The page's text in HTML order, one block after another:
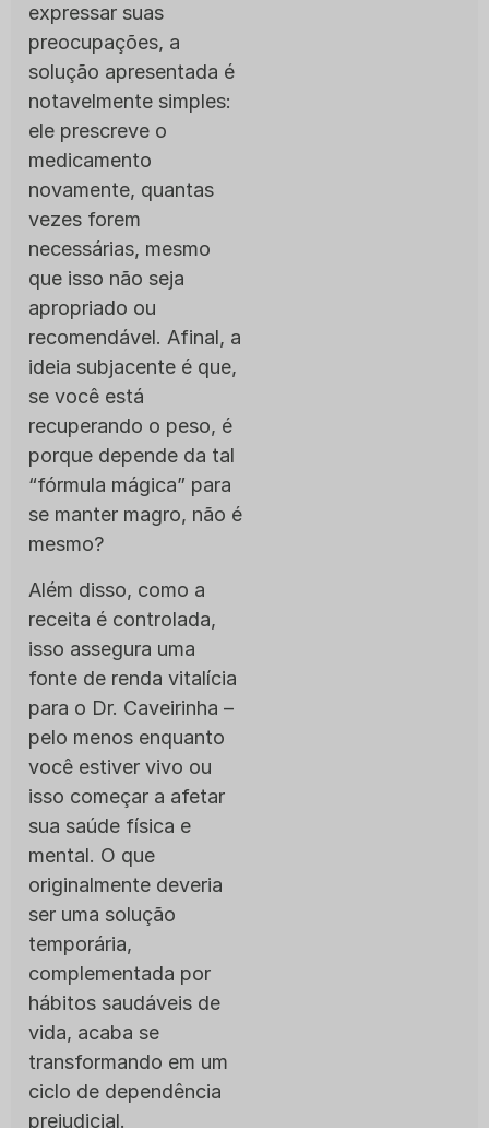
expressar suas
preocupações, a
solução apresentada é
notavelmente simples:
ele prescreve o
medicamento
novamente, quantas
vezes forem
necessárias, mesmo
que isso não seja
apropriado ou
recomendável. Afinal, a
ideia subjacente é que,
se você está
recuperando o peso, é
porque depende da tal
“fórmula mágica” para
se manter magro, não é
mesmo?
Além disso, como a
receita é controlada,
isso assegura uma
fonte de renda vitalícia
para o Dr. Caveirinha –
pelo menos enquanto
você estiver vivo ou
isso começar a afetar
sua saúde física e
mental. O que
originalmente deveria
ser uma solução
temporária,
complementada por
hábitos saudáveis de
vida, acaba se
transformando em um
ciclo de dependência
prejudicial.